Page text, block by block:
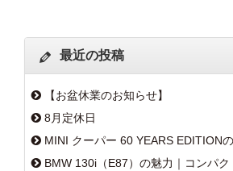
最近の投稿
【お盆休業のお知らせ】
8月定休日
MINI クーパー 60 YEARS EDITION
BMW 130i（E87）の魅力｜コンパ